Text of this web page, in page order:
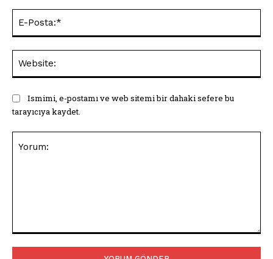
Ismimi, e-postamı ve web sitemi bir dahaki sefere bu
tarayıcıya kaydet.